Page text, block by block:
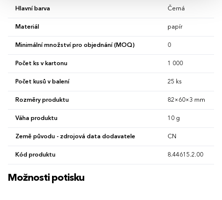
Hlavní barva Černá
Materiál papír
Minimální množství pro objednání (MOQ) 0
Počet ks v kartonu 1 000
Počet kusů v balení 25 ks
Rozměry produktu 82×60×3 mm
Váha produktu 10 g
Země původu - zdrojová data dodavatele CN
Kód produktu 8.44615.2.00
Možnosti potisku